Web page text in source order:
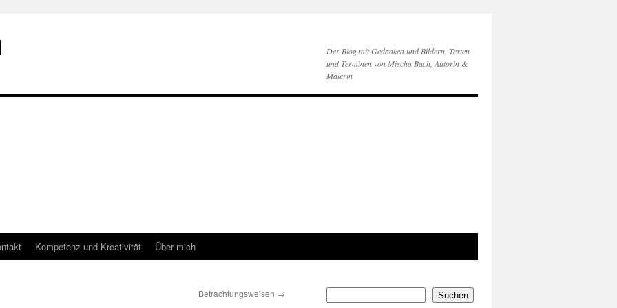
Der Blog mit Gedanken und Bildern, Texten
und Terminen von Mischa Bach, Autorin &
Malerin
Kompetenz und Kreativität Über mich
Betrachtungsweisen → Suchen